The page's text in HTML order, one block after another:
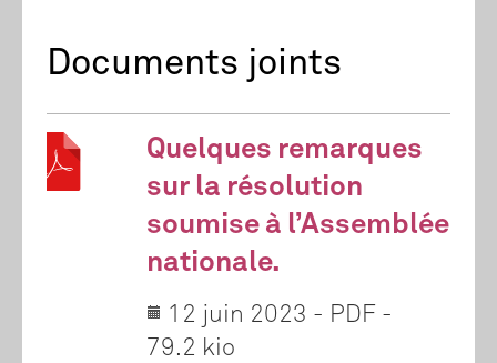
Documents joints
Quelques remarques
sur la résolution
soumise à l’Assemblée
nationale.
12 juin 2023 - PDF -
79.2 kio